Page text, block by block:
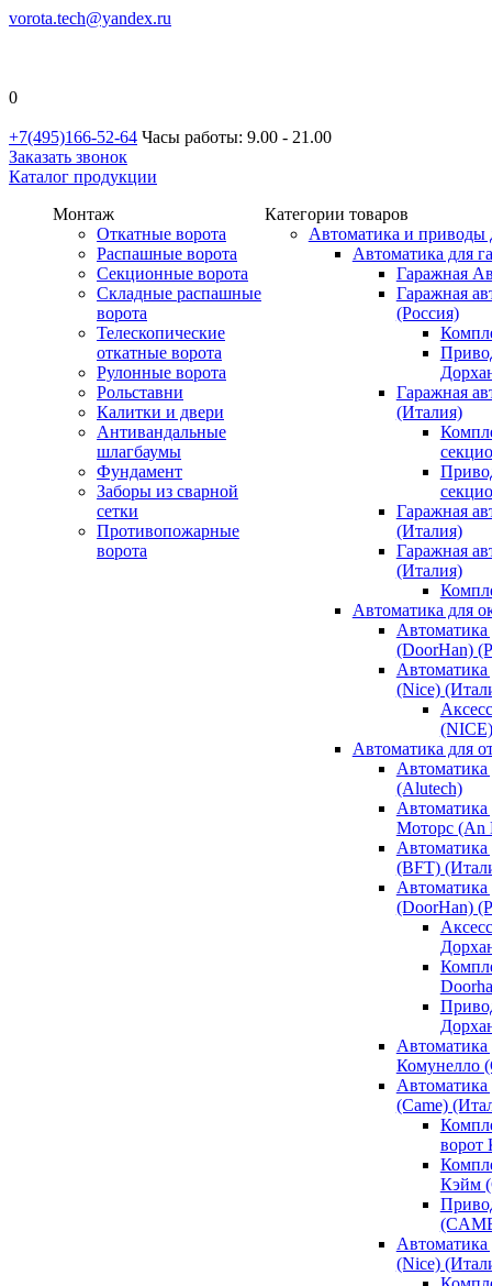
vorota.tech@yandex.ru
0
+7(495)166-52-64 Часы работы: 9.00 - 21.00
Заказать звонок
Каталог продукции
Монтаж
Откатные ворота
Распашные ворота
Секционные ворота
Складные распашные
ворота
Телескопические
откатные ворота
Рулонные ворота
Рольставни
Калитки и двери
Антивандальные
шлагбаумы
Фундамент
Заборы из сварной
сетки
Противопожарные
ворота
Категории товаров
Автоматика и приводы
Автоматика для
Гаражная
Гаражная
(Россия)
Гаражная
(Италия)
Гаражная
(Италия)
Гаражная
(Италия)
Автоматика для
Автоматика
(DoorHan)
Автоматика
(Nice)
(NICE)
Автоматика для
(Alutech)
Моторс (An
(BFT)
Автоматика
(DoorHan)
Автоматика
Комунелло
(Came)
ворот
Кэйм
Автоматика
(Nice)